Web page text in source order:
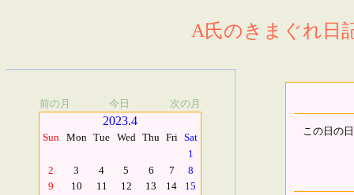
A氏のきまぐれ日
前の月 今日 次の月
2023.4
Sun Mon Tue Wed Thu Fri Sat
1
2
3 4 5 6 7
8
9
10 11 12 13 14
15
この日の